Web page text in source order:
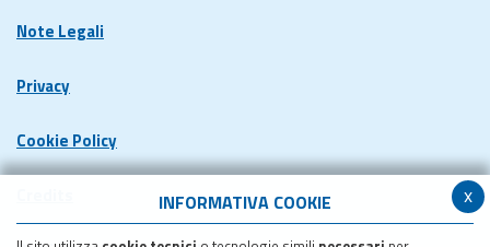
x
INFORMATIVA COOKIE
Note Legali
Privacy
Cookie Policy